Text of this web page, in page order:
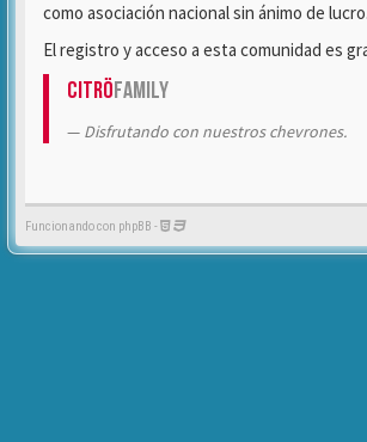
como asociación nacional sin ánimo de lucro.
El registro y acceso a esta comunidad es
CitröFamily
Disfrutando con nuestros chevrones.
Funcionando con phpBB -